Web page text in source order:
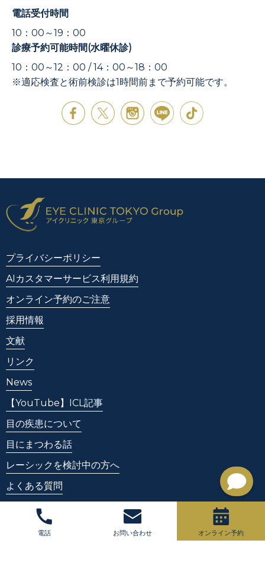
電話 お問い合わせ オンライン予約
電話受付時間
10：00～19：00
診療予約可能時間(水曜休診)
10：00～12：00 / 14：00～18：00
※適応検査と術前検診は1時間前まで予約可能です。
プライバシーポリシー
AIカスタマーサービス利用規約
オンライン予約のご注意
採用情報
文献
リンク
News
【YouTube】ICL記事
目の疾患について
目にまつわる話
レーシックを検討中の方へ
よくある質問
お問い合わせ